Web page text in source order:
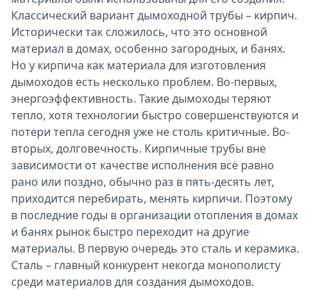
релизы
О
Metro
Стримы
Спецпроекты
Звезды
Выборы
2026
Скачай
Metro
Классический вариант дымоходной трубы – кирпич.
Исторически так сложилось, что это основной
материал в домах, особенно загородных, и банях.
Но у кирпича как материала для изготовления
дымоходов есть несколько проблем. Во-первых,
энергоэффективность. Такие дымоходы теряют
тепло, хотя технологии быстро совершенствуются и
потери тепла сегодня уже не столь критичные. Во-
вторых, долговечность. Кирпичные трубы вне
зависимости от качестве исполнения всё равно
рано или поздно, обычно раз в пять-десять лет,
приходится перебирать, менять кирпичи. Поэтому
в последние годы в организации отопления в домах
и банях рынок быстро переходит на другие
материалы. В первую очередь это сталь и керамика.
Сталь – главный конкурент некогда монополисту
среди материалов для создания дымоходов.